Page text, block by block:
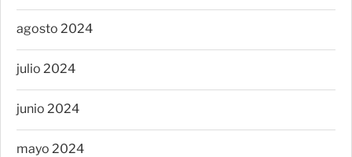
agosto 2024
julio 2024
junio 2024
mayo 2024